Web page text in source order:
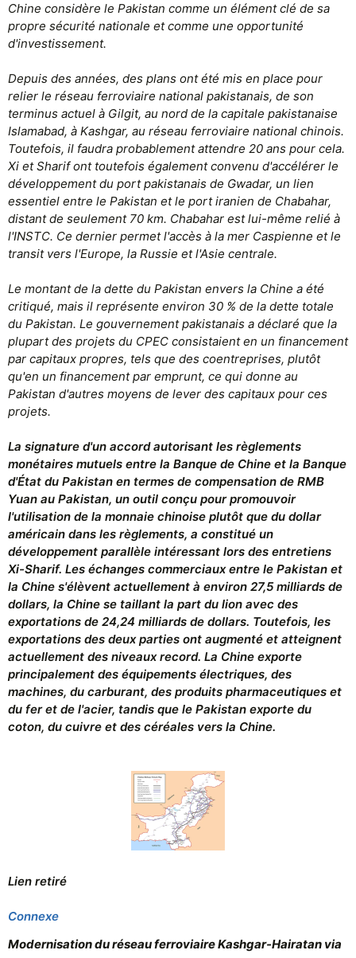
Chine considère le Pakistan comme un élément clé de sa
propre sécurité nationale et comme une opportunité
d'investissement.
Depuis des années, des plans ont été mis en place pour
relier le réseau ferroviaire national pakistanais, de son
terminus actuel à Gilgit, au nord de la capitale pakistanaise
Islamabad, à Kashgar, au réseau ferroviaire national chinois.
Toutefois, il faudra probablement attendre 20 ans pour cela.
Xi et Sharif ont toutefois également convenu d'accélérer le
développement du port pakistanais de Gwadar, un lien
essentiel entre le Pakistan et le port iranien de Chabahar,
distant de seulement 70 km. Chabahar est lui-même relié à
l'INSTC. Ce dernier permet l'accès à la mer Caspienne et le
transit vers l'Europe, la Russie et l'Asie centrale.
Le montant de la dette du Pakistan envers la Chine a été
critiqué, mais il représente environ 30 % de la dette totale
du Pakistan. Le gouvernement pakistanais a déclaré que la
plupart des projets du CPEC consistaient en un financement
par capitaux propres, tels que des coentreprises, plutôt
qu'en un financement par emprunt, ce qui donne au
Pakistan d'autres moyens de lever des capitaux pour ces
projets.
La signature d'un accord autorisant les règlements
monétaires mutuels entre la Banque de Chine et la Banque
d'État du Pakistan en termes de compensation de RMB
Yuan au Pakistan, un outil conçu pour promouvoir
l'utilisation de la monnaie chinoise plutôt que du dollar
américain dans les règlements, a constitué un
développement parallèle intéressant lors des entretiens
Xi-Sharif. Les échanges commerciaux entre le Pakistan et
la Chine s'élèvent actuellement à environ 27,5 milliards de
dollars, la Chine se taillant la part du lion avec des
exportations de 24,24 milliards de dollars. Toutefois, les
exportations des deux parties ont augmenté et atteignent
actuellement des niveaux record. La Chine exporte
principalement des équipements électriques, des
machines, du carburant, des produits pharmaceutiques et
du fer et de l'acier, tandis que le Pakistan exporte du
coton, du cuivre et des céréales vers la Chine.
Lien retiré
Connexe
Modernisation du réseau ferroviaire Kashgar-Hairatan via